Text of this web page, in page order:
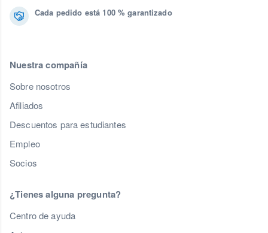
Cada pedido está 100 % garantizado
Nuestra compañía
Sobre nosotros
Afiliados
Descuentos para estudiantes
Empleo
Socios
¿Tienes alguna pregunta?
Centro de ayuda